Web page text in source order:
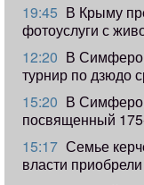
19:45 В Крыму
фотоуслуги с
12:20 В
турнир по дзюдо
15:20 В
посвященный
15:17 Семье
власти